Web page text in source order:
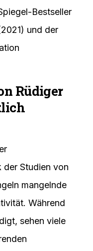
Bestseller
und der
Rüdiger
Studien von
mangelnde
Während
sehen viele